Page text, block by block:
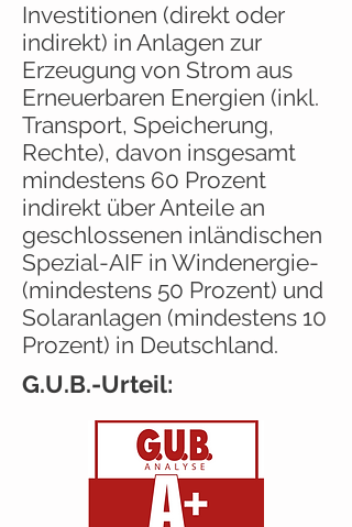
Investitionen (direkt oder
indirekt) in Anlagen zur
Erzeugung von Strom aus
Erneuerbaren Energien (inkl.
Transport, Speicherung,
Rechte), davon insgesamt
mindestens 60 Prozent
indirekt über Anteile an
geschlossenen inländischen
Spezial-AIF in Windenergie-
(mindestens 50 Prozent) und
Solaranlagen (mindestens 10
Prozent) in Deutschland.
G.U.B.-Urteil: